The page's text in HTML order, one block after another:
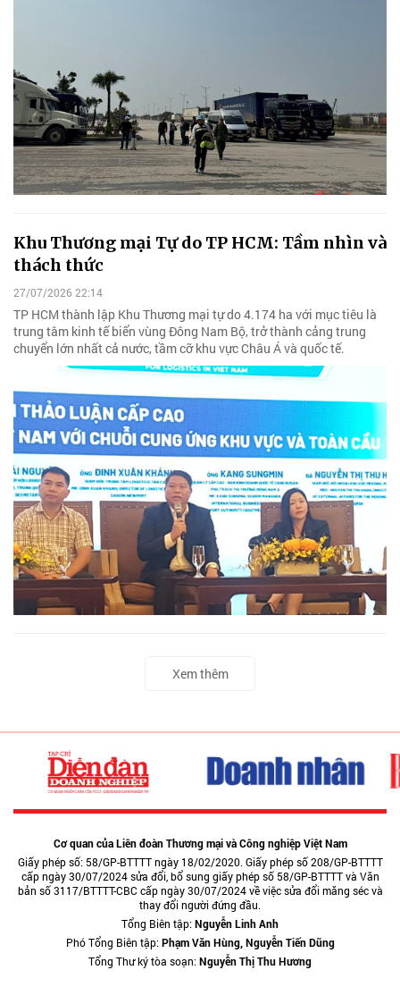
Khu Thương mại Tự do TP HCM: Tầm nhìn và
thách thức
27/07/2026 22:14
TP HCM thành lập Khu Thương mại tự do 4.174 ha với mục tiêu là
trung tâm kinh tế biển vùng Đông Nam Bộ, trở thành cảng trung
chuyển lớn nhất cả nước, tầm cỡ khu vực Châu Á và quốc tế.
Xem thêm
Cơ quan của Liên đoàn Thương mại và Công nghiệp Việt Nam
Giấy phép số: 58/GP-BTTTT ngày 18/02/2020. Giấy phép số 208/GP-BTTTT
cấp ngày 30/07/2024 sửa đổi, bổ sung giấy phép số 58/GP-BTTTT và Văn
bản số 3117/BTTTT-CBC cấp ngày 30/07/2024 về việc sửa đổi măng séc và
thay đổi người đứng đầu.
Tổng Biên tập:Nguyễn Linh Anh
Phó Tổng Biên tập:Phạm Văn Hùng, Nguyễn Tiến Dũng
Tổng Thư ký tòa soạn:Nguyễn Thị Thu Hương